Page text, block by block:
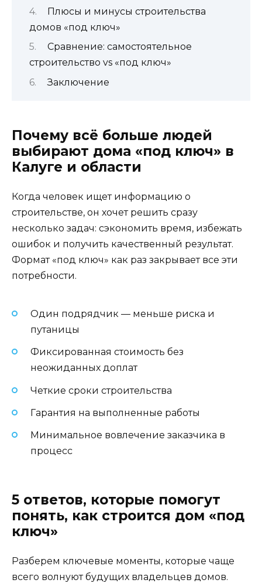
Плюсы и минусы строительства
домов «под ключ»
Сравнение: самостоятельное
строительство vs «под ключ»
Заключение
Почему всё больше людей
выбирают дома «под ключ» в
Калуге и области
Когда человек ищет информацию о
строительстве, он хочет решить сразу
несколько задач: сэкономить время, избежать
ошибок и получить качественный результат.
Формат «под ключ» как раз закрывает все эти
потребности.
Один подрядчик — меньше риска и
путаницы
Фиксированная стоимость без
неожиданных доплат
Четкие сроки строительства
Гарантия на выполненные работы
Минимальное вовлечение заказчика в
процесс
5 ответов, которые помогут
понять, как строится дом «под
ключ»
Разберем ключевые моменты, которые чаще
всего волнуют будущих владельцев домов.